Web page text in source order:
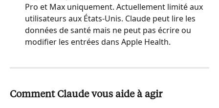
Pro et Max uniquement. Actuellement limité aux
utilisateurs aux États-Unis. Claude peut lire les
données de santé mais ne peut pas écrire ou
modifier les entrées dans Apple Health.
Comment Claude vous aide à agir